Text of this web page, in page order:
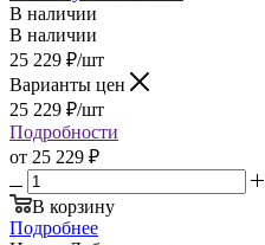
В наличии
В наличии
25 229 ₽/шт
Варианты цен
25 229 ₽/шт
Подробности
от 25 229 ₽
В корзину
Подробнее